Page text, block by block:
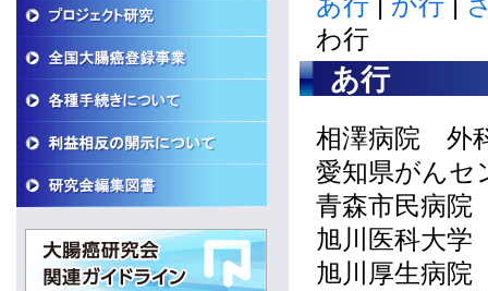
わ行
あ行
相澤病院 外
愛知県がん
青森市民病
旭川医科大
旭川厚生病